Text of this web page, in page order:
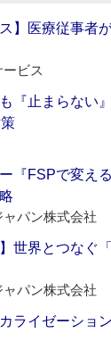
】医療従事者
ビス
も『止まらない
『FSPで変え
パン株式会社
】世界とつな
パン株式会社
ライゼーショ